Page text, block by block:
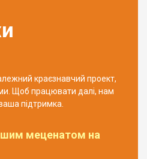
краєзнавчий проект,
Щоб працювати далі, нам
підтримка.
меценатом на